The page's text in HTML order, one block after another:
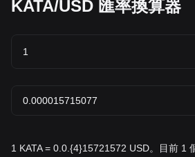
KATA/USD 匯率換算器
1 KATA = 0.0.{4}15721572 USD。目前 1